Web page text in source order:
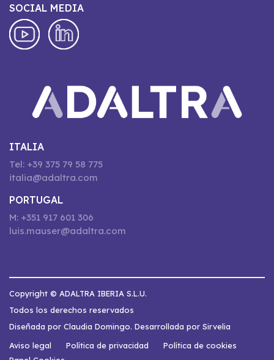
SOCIAL MEDIA
ITALIA
Tel: +39 375 79 58 775
italia@adaltra.com
PORTUGAL
M: +351 917 601 306
luis.mauser@adaltra.com
Copyright © ADALTRA IBERIA S.L.U.
Todos los derechos reservados
Diseñada por Claudia Domingo. Desarrollada por Sirvelia
Aviso legal
Política de privacidad
Política de cookies